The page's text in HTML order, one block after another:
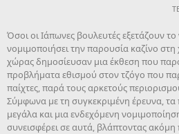
Όσοι οι Ιάπωνες βουλευτές εξετάζουν
νομιμοποιήσει την παρουσία καζίνο
χώρας δημοσίευσαν μια έκθεση που
προβλήματα εθισμού στον τζόγο που
παίχτες, παρά τους αρκετούς
Σύμφωνα με τη συγκεκριμένη έρευνα, τα
μεγάλα και μια ενδεχόμενη
συνεισφέρει σε αυτά, βλάπτοντας ακόμη